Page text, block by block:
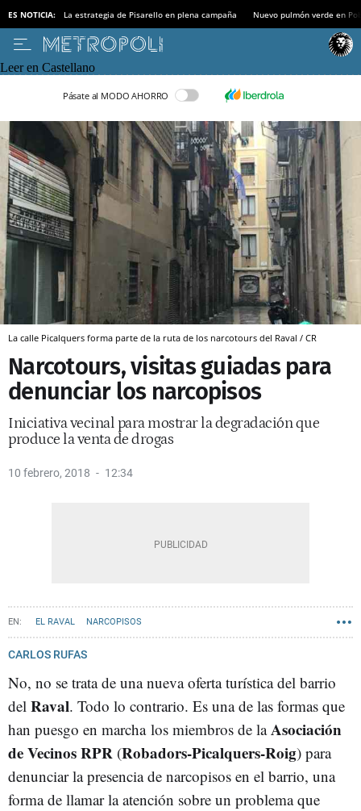
ES NOTICIA: La estrategia de Pisarello en plena campaña Nuevo pulmón verde en
Leer en Castellano
Pásate al MODO AHORRO
La calle Picalquers forma parte de la ruta de los narcotours del Raval / CR
Narcotours, visitas guiadas para
denunciar los narcopisos
Iniciativa vecinal para mostrar la degradación que
produce la venta de drogas
10 febrero, 2018 12:34
EL RAVAL NARCOPISOS
CARLOS RUFAS
No, no se trata de una nueva oferta turística del barrio
del Raval. Todo lo contrario. Es una de las formas que
han puesgo en marcha los miembros de laAsociación
de Vecinos RPR (Robadors-Picalquers-Roig) para
denunciar la presencia de narcopisos en el barrio, una
forma de llamar la atención sobre un problema que